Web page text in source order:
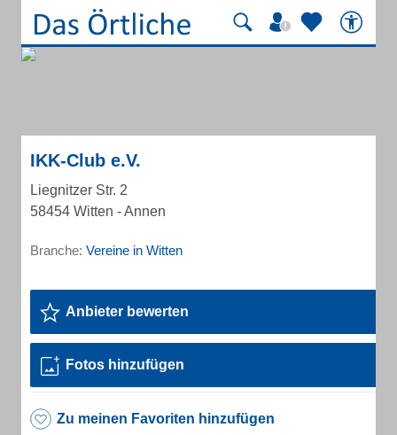
IKK-Club e.V.
Liegnitzer Str. 2
58454 Witten - Annen
Branche: Vereine in Witten
Anbieter bewerten
Fotos hinzufügen
Zu meinen Favoriten hinzufügen